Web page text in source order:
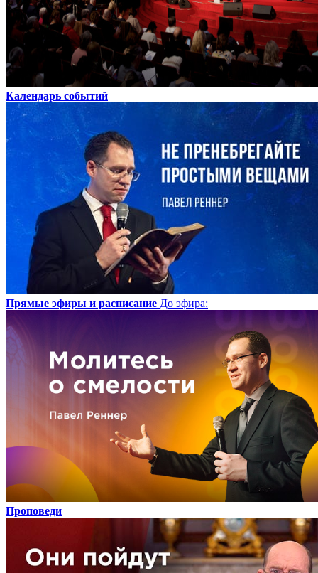
Календарь событий
Прямые эфиры и расписание До эфира:
Проповеди